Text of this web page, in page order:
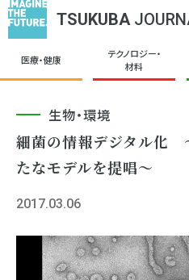
TSUKUBA
医療・健康
テクノロジー・
材料
生物・環境
細菌の情報デジタル化
たなモデルを提唱～
2017.03.06